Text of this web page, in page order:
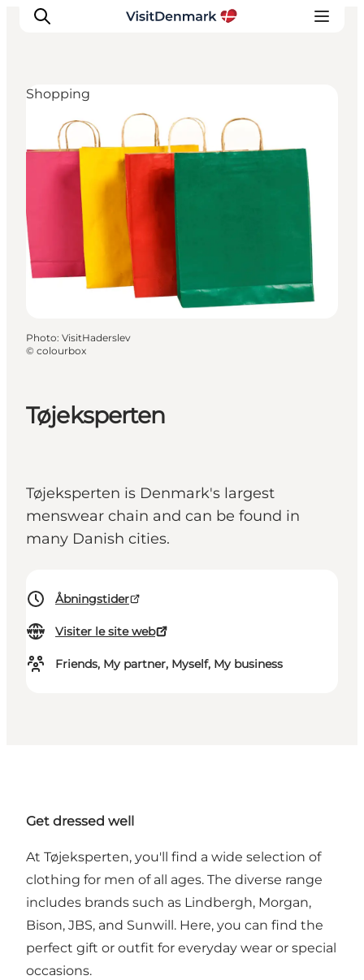
Inspirations
Destinations
Quoi faire
Hébergements
Planifiez votre voyage
Tøjeksperten
Tøjeksperten is Denmark's largest
menswear chain and can be found in
many Danish cities.
Åbningstider
Visiter le site web
Friends, My partner, Myself, My business
Shopping
Photo: VisitHaderslev
© colourbox
Get dressed well
At Tøjeksperten, you'll find a wide selection of
clothing for men of all ages. The diverse range
includes brands such as Lindbergh, Morgan,
Bison, JBS, and Sunwill. Here, you can find the
perfect gift or outfit for everyday wear or special
occasions.